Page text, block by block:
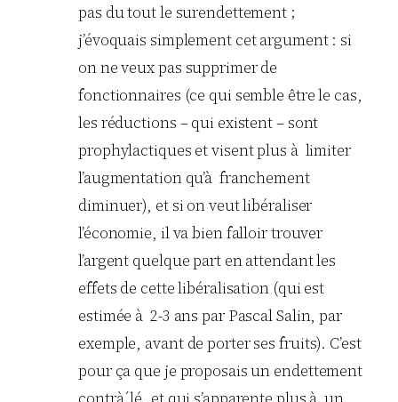
pas du tout le surendettement ;
j’évoquais simplement cet argument : si
on ne veux pas supprimer de
fonctionnaires (ce qui semble être le cas,
les réductions – qui existent – sont
prophylactiques et visent plus à limiter
l’augmentation qu’à franchement
diminuer), et si on veut libéraliser
l’économie, il va bien falloir trouver
l’argent quelque part en attendant les
effets de cette libéralisation (qui est
estimée à 2-3 ans par Pascal Salin, par
exemple, avant de porter ses fruits). C’est
pour ça que je proposais un endettement